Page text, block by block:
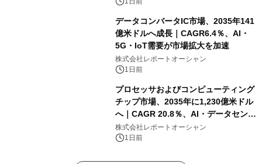
データコンバータIC市場、2035年141
億米ドルへ成長｜CAGR6.4％、AI・
5G・IoT需要が市場拡大を加速
株式会社レポートオーシャン
1日前
プロセッサおよびコンピューティング
チップ市場、2035年に1,230億米ドル
へ｜CAGR 20.8％、AI・データセンタ
ー需要が成長を牽引
株式会社レポートオーシャン
1日前